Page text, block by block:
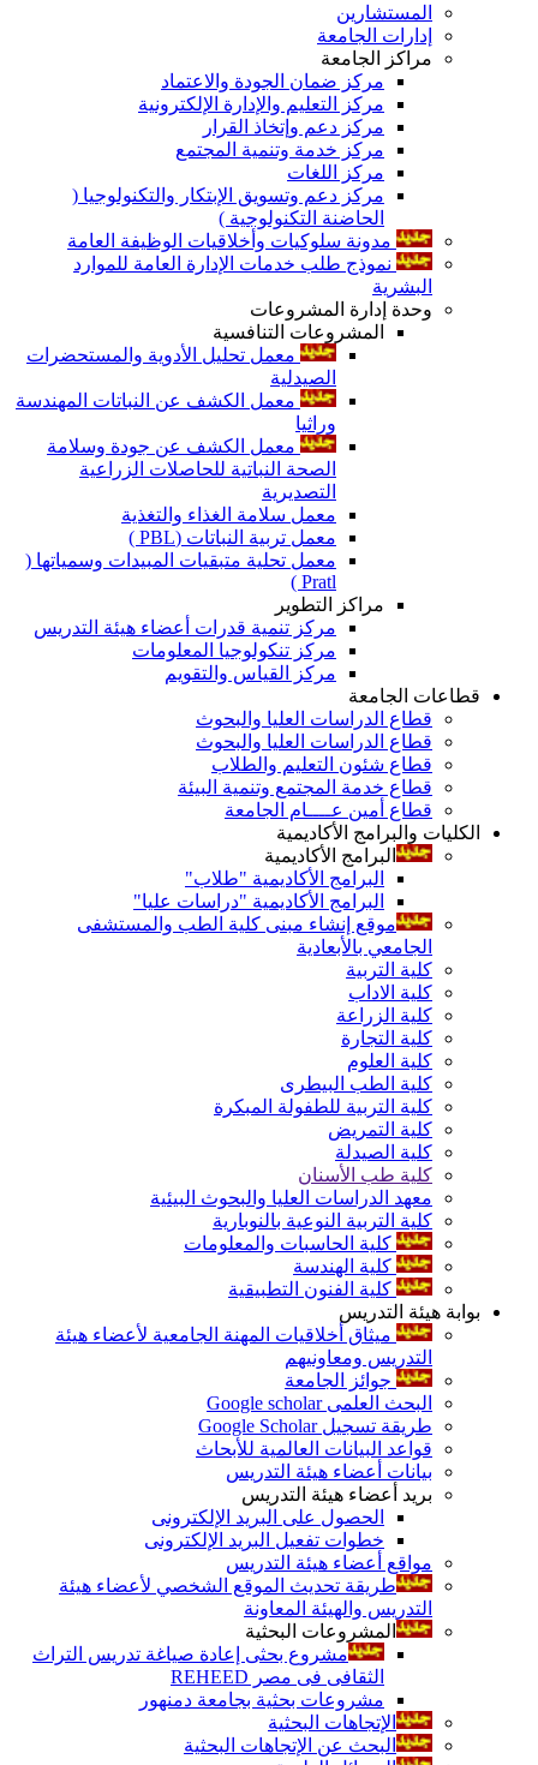
المستشارين
إدارات الجامعة
مراكز الجامعة
مركز ضمان الجودة والاعتماد
مركز التعليم والإدارة الإلكترونية
مركز دعم وإتخاذ القرار
مركز خدمة وتنمية المجتمع
مركز اللغات
مركز دعم وتسويق الإبتكار والتكنولوجيا (
الحاضنة التكنولوجية )
مدونة سلوكيات وأخلاقيات الوظيفة العامة
نموذج طلب خدمات الإدارة العامة للموارد
البشرية
وحدة إدارة المشروعات
المشروعات التنافسية
معمل تحليل الأدوية والمستحضرات
الصيدلية
معمل الكشف عن النباتات المهندسة
وراثيا
معمل الكشف عن جودة وسلامة
الصحة النباتية للحاصلات الزراعية
التصديرية
معمل سلامة الغذاء والتغذية
معمل تربية النباتات (PBL )
معمل تحلية متبقيات المبيدات وسمياتها (
Pratl )
مراكز التطوير
مركز تنمية قدرات أعضاء هيئة التدريس
مركز تنكولوجيا المعلومات
مركز القياس والتقويم
قطاعات الجامعة
قطاع الدراسات العليا والبحوث
قطاع الدراسات العليا والبحوث
قطاع شئون التعليم والطلاب
قطاع خدمة المجتمع وتنمية البيئة
قطاع أمين عــــام الجامعة
الكليات والبرامج الأكاديمية
البرامج الأكاديمية
البرامج الأكاديمية "طلاب"
البرامج الأكاديمية "دراسات عليا"
موقع إنشاء مبنى كلية الطب والمستشفى
الجامعي بالأبعادية
كلية التربية
كلية الاداب
كلية الزراعة
كلية التجارة
كلية العلوم
كلية الطب البيطرى
كلية التربية للطفولة المبكرة
كلية التمريض
كلية الصيدلة
كلية طب الأسنان
معهد الدراسات العليا والبحوث البيئية
كلية التربية النوعية بالنوبارية
كلية الحاسبات والمعلومات
كلية الهندسة
كلية الفنون التطبيقية
بوابة هيئة التدريس
ميثاق أخلاقيات المهنة الجامعية لأعضاء هيئة
التدريس ومعاونيهم
جوائز الجامعة
البحث العلمى Google scholar
طريقة تسجيل Google Scholar
قواعد البيانات العالمية للأبحاث
بيانات أعضاء هيئة التدريس
بريد أعضاء هيئة التدريس
الحصول على البريد الإلكترونى
خطوات تفعيل البريد الإلكترونى
مواقع أعضاء هيئة التدريس
طريقة تحديث الموقع الشخصي لأعضاء هيئة
التدريس والهيئة المعاونة
المشروعات البحثية
مشروع بحثى إعادة صياغة تدريس التراث
الثقافى فى مصر REHEED
مشروعات بحثية بجامعة دمنهور
الإتجاهات البحثية
البحث عن الإتجاهات البحثية